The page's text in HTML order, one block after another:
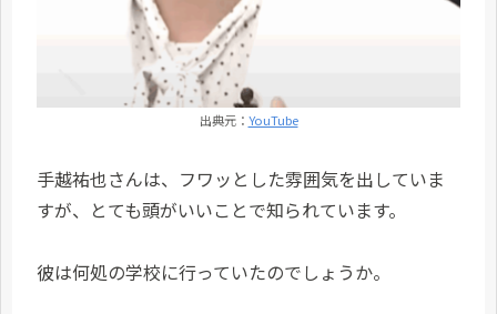
出典元： YouTube
手越祐也さんは、フワッとした雰囲気を出していま
すが、とても頭がいいことで知られています。
彼は何処の学校に行っていたのでしょうか。